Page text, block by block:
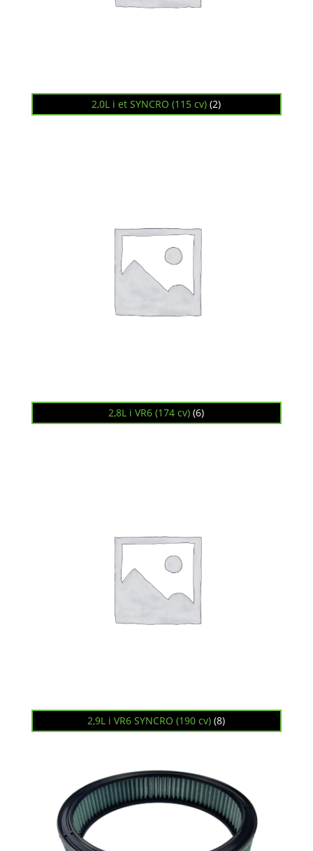
2,0L i et SYNCRO (115 cv)(2)
2,8L i VR6 (174 cv)(6)
2,9L i VR6 SYNCRO (190 cv)(8)